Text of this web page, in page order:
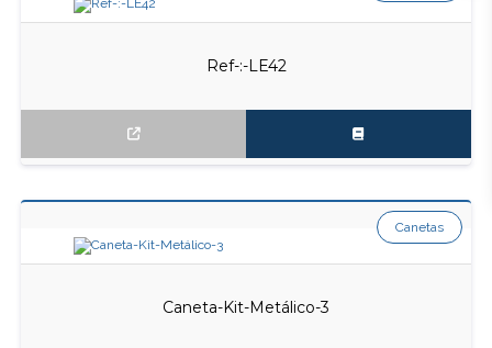
Ref-:-LE42
Caneta-Kit-Metálico-3
Canetas